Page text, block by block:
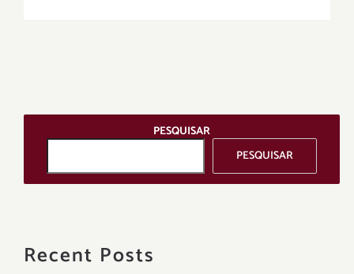
PESQUISAR
PESQUISAR
Recent Posts